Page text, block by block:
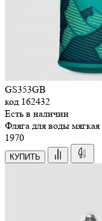
GS353GB
код 162432
Есть в наличии
Фляга для воды
1970
КУПИТЬ